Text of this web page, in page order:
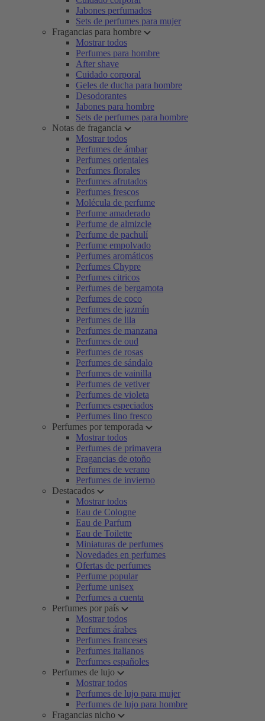
Jabones perfumados
Sets de perfumes para mujer
Fragancias para hombre
Mostrar todos
Perfumes para hombre
After shave
Cuidado corporal
Geles de ducha para hombre
Desodorantes
Jabones para hombre
Sets de perfumes para hombre
Notas de fragancia
Mostrar todos
Perfumes de ámbar
Perfumes orientales
Perfumes florales
Perfumes afrutados
Perfumes frescos
Molécula de perfume
Perfume amaderado
Perfume de almizcle
Perfume de pachulí
Perfume empolvado
Perfumes aromáticos
Perfumes Chypre
Perfumes citricos
Perfumes de bergamota
Perfumes de coco
Perfumes de jazmín
Perfumes de lila
Perfumes de manzana
Perfumes de oud
Perfumes de rosas
Perfumes de sándalo
Perfumes de vainilla
Perfumes de vetiver
Perfumes de violeta
Perfumes especiados
Perfumes lino fresco
Perfumes por temporada
Mostrar todos
Perfumes de primavera
Fragancias de otoño
Perfumes de verano
Perfumes de invierno
Destacados
Mostrar todos
Eau de Cologne
Eau de Parfum
Eau de Toilette
Miniaturas de perfumes
Novedades en perfumes
Ofertas de perfumes
Perfume popular
Perfume unisex
Perfumes a cuenta
Perfumes por país
Mostrar todos
Perfumes árabes
Perfumes franceses
Perfumes italianos
Perfumes españoles
Perfumes de lujo
Mostrar todos
Perfumes de lujo para mujer
Perfumes de lujo para hombre
Fragancias nicho